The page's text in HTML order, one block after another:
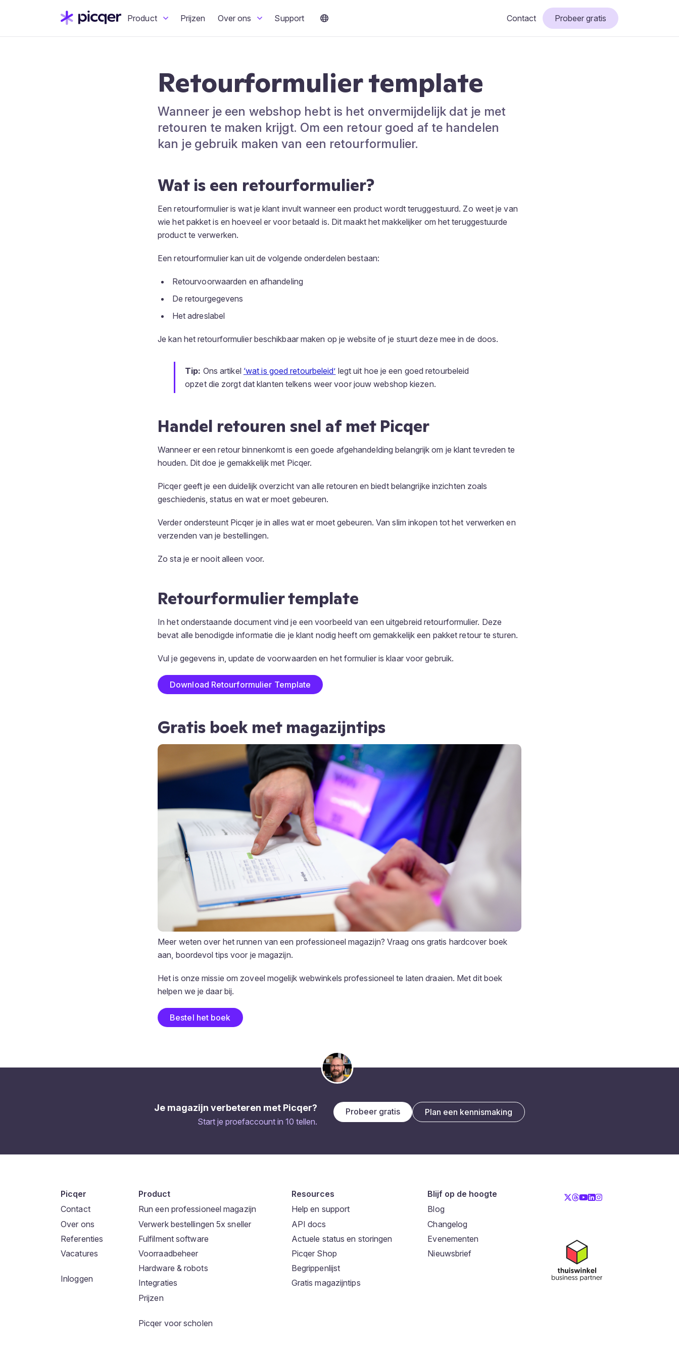
Product Prijzen Over ons Support Contact Probeer gratis
Retourformulier template
Wanneer je een webshop hebt is het onvermijdelijk dat je met
retouren te maken krijgt. Om een retour goed af te handelen
kan je gebruik maken van een retourformulier.
Wat is een retourformulier?
Een retourformulier is wat je klant invult wanneer een product wordt teruggestuurd. Zo weet je van
wie het pakket is en hoeveel er voor betaald is. Dit maakt het makkelijker om het teruggestuurde
product te verwerken.
Een retourformulier kan uit de volgende onderdelen bestaan:
Retourvoorwaarden en afhandeling
De retourgegevens
Het adreslabel
Je kan het retourformulier beschikbaar maken op je website of je stuurt deze mee in de doos.
Tip: Ons artikel ‘wat is goed retourbeleid’ legt uit hoe je een goed retourbeleid
opzet die zorgt dat klanten telkens weer voor jouw webshop kiezen.
Handel retouren snel af met Picqer
Wanneer er een retour binnenkomt is een goede afgehandelding belangrijk om je klant tevreden te
houden. Dit doe je gemakkelijk met Picqer.
Picqer geeft je een duidelijk overzicht van alle retouren en biedt belangrijke inzichten zoals
geschiedenis, status en wat er moet gebeuren.
Verder ondersteunt Picqer je in alles wat er moet gebeuren. Van slim inkopen tot het verwerken en
verzenden van je bestellingen.
Zo sta je er nooit alleen voor.
Retourformulier template
In het onderstaande document vind je een voorbeeld van een uitgebreid retourformulier. Deze
bevat alle benodigde informatie die je klant nodig heeft om gemakkelijk een pakket retour te sturen.
Vul je gegevens in, update de voorwaarden en het formulier is klaar voor gebruik.
Download Retourformulier Template
Gratis boek met magazijntips
Meer weten over het runnen van een professioneel magazijn? Vraag ons gratis hardcover boek
aan, boordevol tips voor je magazijn.
Het is onze missie om zoveel mogelijk webwinkels professioneel te laten draaien. Met dit boek
helpen we je daar bij.
Bestel het boek
Je magazijn verbeteren met Picqer?
Start je proefaccount in 10 tellen.
Probeer gratis Plan een kennismaking
Picqer
Contact
Over ons
Referenties
Vacatures
Inloggen
Product
Run een professioneel magazijn
Verwerk bestellingen 5x sneller
Fulfilment software
Voorraadbeheer
Hardware & robots
Integraties
Prijzen
Picqer voor scholen
Resources
Help en support
API docs
Actuele status en storingen
Picqer Shop
Begrippenlijst
Gratis magazijntips
Blijf op de hoogte
Blog
Changelog
Evenementen
Nieuwsbrief